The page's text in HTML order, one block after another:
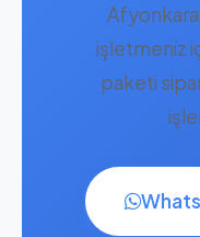
işletmeniz
paketi